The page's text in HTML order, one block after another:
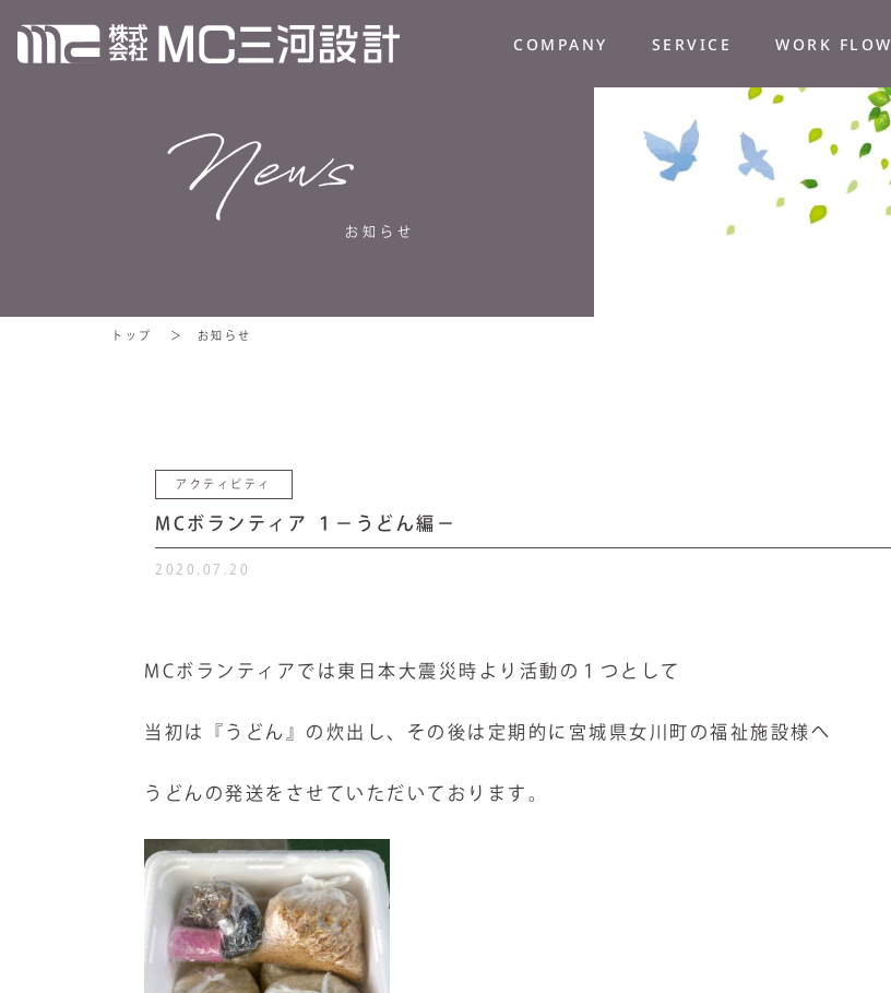
COMPANY SERVICE WORK FLOW
Newsお知らせ
トップ お知らせ
アクティビティ
MCボランティア １－うどん編－
2020.07.20
MCボランティアでは東日本大震災時より活動の１つとして
当初は『うどん』の炊出し、その後は定期的に宮城県女川町の福祉施設様へ
うどんの発送をさせていただいております。